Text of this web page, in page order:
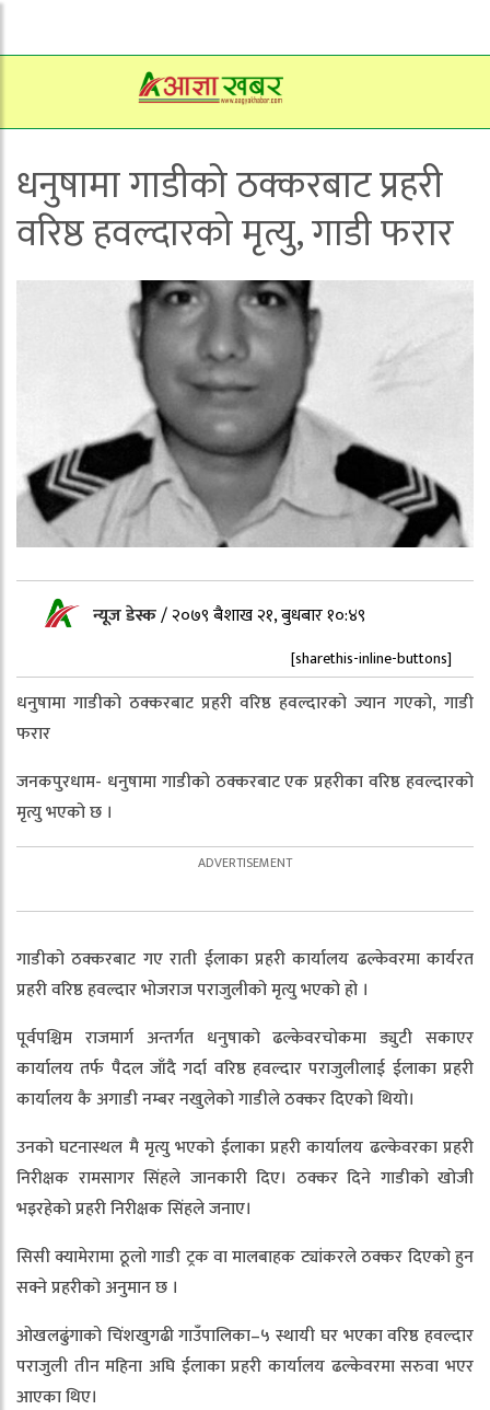
धनुषामा गाडीको ठक्करबाट प्रहरी
वरिष्ठ हवल्दारको मृत्यु, गाडी फरार
न्यूज डेस्क/२०७९ बैशाख २१, बुधबार १०:४९
[sharethis-inline-buttons]
धनुषामा गाडीको ठक्करबाट प्रहरी वरिष्ठ हवल्दारको ज्यान गएको, गाडी
फरार
जनकपुरधाम- धनुषामा गाडीको ठक्करबाट एक प्रहरीका वरिष्ठ हवल्दारको
मृत्यु भएको छ ।
गाडीको ठक्करबाट गए राती ईलाका प्रहरी कार्यालय ढल्केवरमा कार्यरत
प्रहरी वरिष्ठ हवल्दार भोजराज पराजुलीको मृत्यु भएको हो ।
पूर्वपश्चिम राजमार्ग अन्तर्गत धनुषाको ढल्केवरचोकमा ड्युटी सकाएर
कार्यालय तर्फ पैदल जाँदै गर्दा वरिष्ठ हवल्दार पराजुलीलाई ईलाका प्रहरी
कार्यालय कै अगाडी नम्बर नखुलेको गाडीले ठक्कर दिएको थियो।
उनको घटनास्थल मै मृत्यु भएको ईलाका प्रहरी कार्यालय ढल्केवरका प्रहरी
निरीक्षक रामसागर सिंहले जानकारी दिए। ठक्कर दिने गाडीको खोजी
भइरहेको प्रहरी निरीक्षक सिंहले जनाए।
सिसी क्यामेरामा ठूलो गाडी ट्रक वा मालबाहक ट्यांकरले ठक्कर दिएको हुन
सक्ने प्रहरीको अनुमान छ ।
ओखलढुंगाको चिंशखुगढी गाउँपालिका–५ स्थायी घर भएका वरिष्ठ हवल्दार
पराजुली तीन महिना अघि ईलाका प्रहरी कार्यालय ढल्केवरमा सरुवा भएर
आएका थिए।